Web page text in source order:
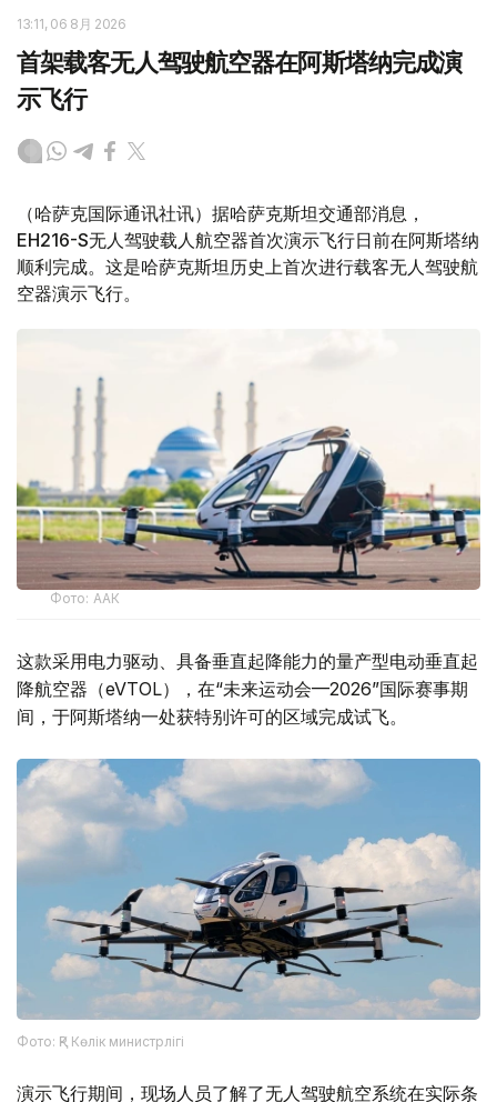
13:11, 06 8月 2026
首架载客无人驾驶航空器在阿斯塔纳完成演
示飞行
（哈萨克国际通讯社讯）据哈萨克斯坦交通部消息，
EH216-S无人驾驶载人航空器首次演示飞行日前在阿斯塔纳
顺利完成。这是哈萨克斯坦历史上首次进行载客无人驾驶航
空器演示飞行。
Фото: ААК
这款采用电力驱动、具备垂直起降能力的量产型电动垂直起
降航空器（eVTOL），在“未来运动会—2026”国际赛事期
间，于阿斯塔纳一处获特别许可的区域完成试飞。
Фото: ҚР Көлік министрлігі
演示飞行期间，现场人员了解了无人驾驶航空系统在实际条